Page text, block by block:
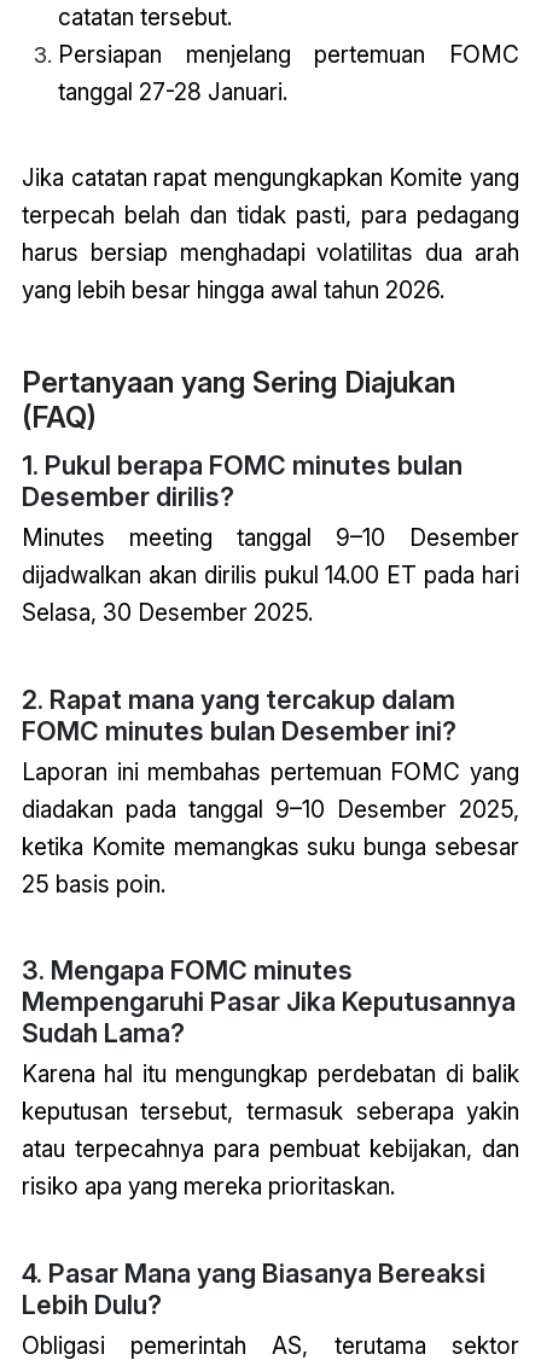
catatan tersebut.
Persiapan menjelang pertemuan FOMC
tanggal 27-28 Januari.
Jika catatan rapat mengungkapkan Komite yang
terpecah belah dan tidak pasti, para pedagang
harus bersiap menghadapi volatilitas dua arah
yang lebih besar hingga awal tahun 2026.
Pertanyaan yang Sering Diajukan
(FAQ)
1. Pukul berapa FOMC minutes bulan
Desember dirilis?
Minutes meeting tanggal 9–10 Desember
dijadwalkan akan dirilis pukul 14.00 ET pada hari
Selasa, 30 Desember 2025.
2. Rapat mana yang tercakup dalam
FOMC minutes bulan Desember ini?
Laporan ini membahas pertemuan FOMC yang
diadakan pada tanggal 9–10 Desember 2025,
ketika Komite memangkas suku bunga sebesar
25 basis poin.
3. Mengapa FOMC minutes
Mempengaruhi Pasar Jika Keputusannya
Sudah Lama?
Karena hal itu mengungkap perdebatan di balik
keputusan tersebut, termasuk seberapa yakin
atau terpecahnya para pembuat kebijakan, dan
risiko apa yang mereka prioritaskan.
4. Pasar Mana yang Biasanya Bereaksi
Lebih Dulu?
Obligasi pemerintah AS, terutama sektor